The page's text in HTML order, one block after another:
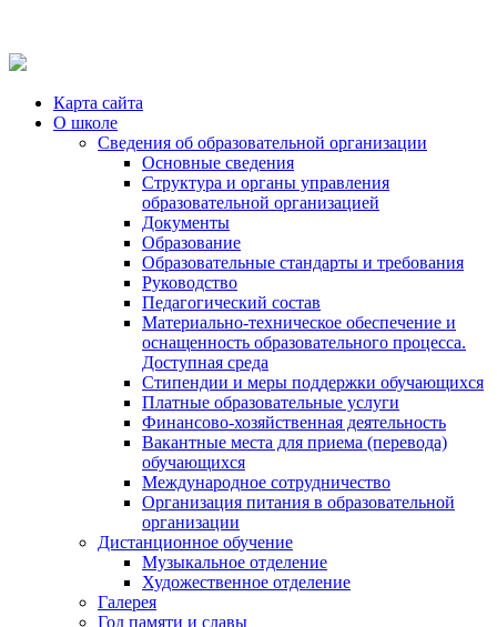
Карта сайта
О школе
Сведения об образовательной организации
Основные сведения
Структура и органы управления
образовательной организацией
Документы
Образование
Образовательные стандарты и требования
Руководство
Педагогический состав
Материально-техническое обеспечение и
оснащенность образовательного процесса.
Доступная среда
Стипендии и меры поддержки обучающихся
Платные образовательные услуги
Финансово-хозяйственная деятельность
Вакантные места для приема (перевода)
обучающихся
Международное сотрудничество
Организация питания в образовательной
организации
Дистанционное обучение
Музыкальное отделение
Художественное отделение
Галерея
Год памяти и славы